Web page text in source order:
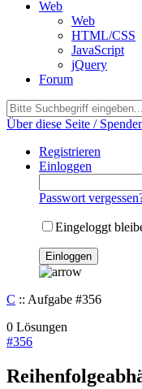
Web
Web
HTML/CSS
JavaScript
jQuery
Forum
Über diese Seite /
Registrieren
Einloggen
Passwort
Eingeloggt
C :: Aufgabe #356
0 Lösungen
#356